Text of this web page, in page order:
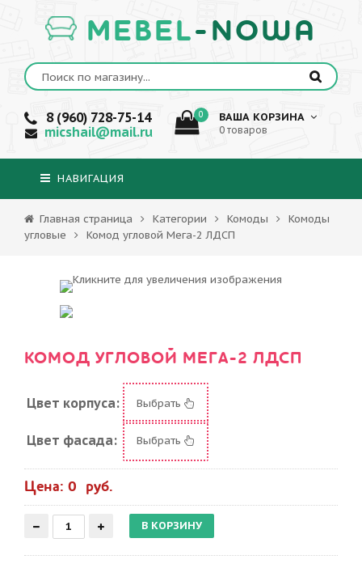
MEBEL-NOWA
8 (960) 728-75-14
micshail@mail.ru
0 ВАША КОРЗИНА
0 товаров
НАВИГАЦИЯ
Главная страница Категории Комоды
Комоды
угловые
Комод угловой Мега-2 ЛДСП
КОМОД УГЛОВОЙ МЕГА-2 ЛДСП
Цвет корпуса: Выбрать
Цвет фасада: Выбрать
Цена: 0 руб.